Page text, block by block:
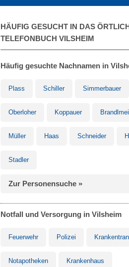
HÄUFIG GESUCHT IN DAS
TELEFONBUCH VILSHEIM
Häufig gesuchte Nachnamen in
Plass Schiller Simmerbauer
Oberloher Koppauer
Müller Haas Schneider
Stadler
Zur Personensuche »
Notfall und Versorgung in Vilsheim
Feuerwehr Polizei
Notapotheken Krankenhaus